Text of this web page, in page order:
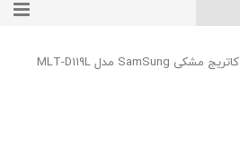
کاتریج مشکی SamSung مدل MLT-D119L